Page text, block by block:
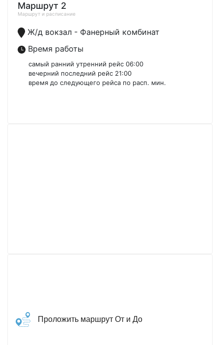
Маршрут 2
Маршрут и расписание
Ж/д вокзал - Фанерный комбинат
Время работы
самый ранний утренний рейс 06:00
вечерний последний рейс 21:00
время до следующего рейса по расп. мин.
Проложить маршрут От и До